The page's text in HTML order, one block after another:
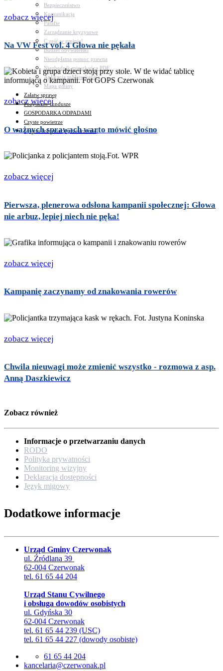
Bezpieczeństwo
Komunikacja
Parafie
Zarządzanie kryzysowe
C.ześć w gminie!
Budżet obywatelski
Nieodpłatna pomoc prawna
Niezbędnik mieszkańca PDF
Aplikacja mMieszkaniec
Mapa gminy
Załatw sprawę
Pozyskane fundusze
GOSPODARKA ODPADAMI
Czyste powietrze
System Informacji przestrzennej
zobacz więcej
Na VW Fest vol. 4 Głowa nie pękała
zobacz więcej
O ważnych sprawach warto mówić głośno
zobacz więcej
Pierwsza, plenerowa odsłona kampanii społecznej: Głowa
nie arbuz, lepiej niech nie pęka!
zobacz więcej
Kampanię zaczynamy od znakowania rowerów
zobacz więcej
Chwila nieuwagi może zmienić wszystko - rozmowa z asp.
Anną Daszkiewicz
Zobacz również
Informacje o przetwarzaniu danych
RODO
Polityka prywatności
Monitoring wizyjny
Deklaracja dostępności
Język migowy
Dodatkowe informacje
Urząd Gminy Czerwonak
ul. Źródlana 39
62-004 Czerwonak
tel. 61 65 44 204
Urząd Stanu Cywilnego
i obsługa dowodów osobistych
ul. Gdyńska 30
62-004 Czerwonak
tel. 61 65 44 239 (USC)
tel. 61 65 44 227 (dowody osobiste)
61 65 44 204
lp.kanowrezc@airalecnak